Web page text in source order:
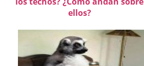
ellos?